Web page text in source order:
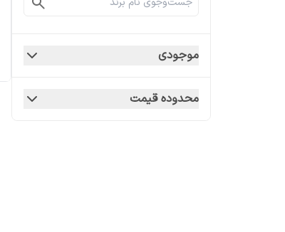
موجودی
محدوده قیمت